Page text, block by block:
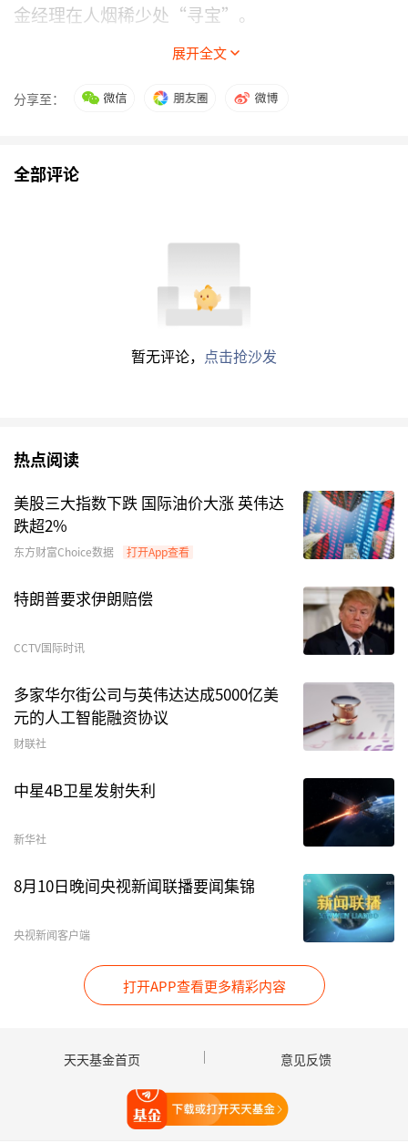
金经理在人烟稀少处“寻宝”。
今年一季度，广发基金、华商基金、前海开源基金
等7家公司旗下共计13只基金“盯上”了杭电股
持有至今，或已斩获丰厚收益。
金旗下4只基金合计持有逾3124万股杭电股份，均
其中，广发远见智选新进重仓持有2502.7万股杭
电股份；广发利鑫、广发电子信息传媒产业精选分
而华商龙头优势
杭电股份。其他8只基金产品持有杭电股份的数量
较少，普遍在50万股以下。
2026年一季度新进重仓杭电股份的基金数据来
值得一提的是，持有较多杭电股份的广发远见智
选，其业绩表现也相对较好。Wind数据显示，截
至4月24日，该基金A份额近一年的回报率接近
159%，年内回报率则超过93%。
今年一季度，该基金还新进重仓了
长飞光纤、亨通
幅超过100%）。
存储、Token涨价相关行业，以及部分细分
广发远见智选基金经理唐晓斌在基金一季报中指
展开全文
分享至：
全部评论
暂无评论， 点击抢沙发
热点阅读
美股三大指数下跌 国际油价大涨 英伟达
跌超2%
东方财富Choice数据 打开App查看
特朗普要求伊朗赔偿
CCTV国际时讯
多家华尔街公司与英伟达达成5000亿美
元的人工智能融资协议
财联社
中星4B卫星发射失利
新华社
8月10日晚间央视新闻联播要闻集锦
央视新闻客户端
打开APP查看更多精彩内容
天天基金首页 意见反馈
打开天天基金